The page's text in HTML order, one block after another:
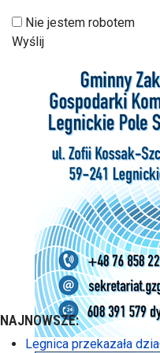
Nie jestem robotem
Wyślij
NAJNOWSZE:
Legnica przekazała